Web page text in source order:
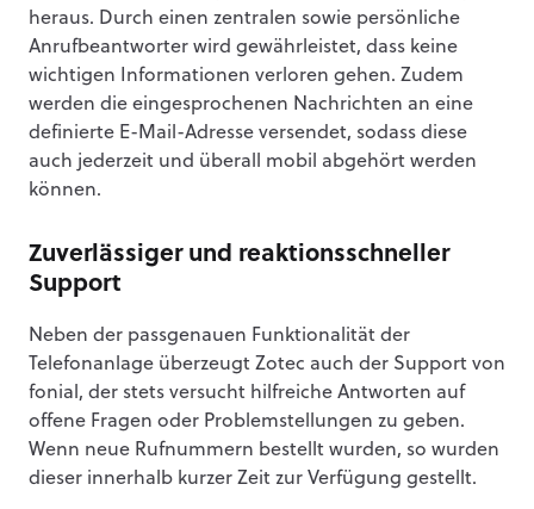
heraus. Durch einen zentralen sowie persönliche
Anrufbeantworter wird gewährleistet, dass keine
wichtigen Informationen verloren gehen. Zudem
werden die eingesprochenen Nachrichten an eine
definierte E-Mail-Adresse versendet, sodass diese
auch jederzeit und überall mobil abgehört werden
können.
Zuverlässiger und reaktionsschneller
Support
Neben der passgenauen Funktionalität der
Telefonanlage überzeugt Zotec auch der Support von
fonial, der stets versucht hilfreiche Antworten auf
offene Fragen oder Problemstellungen zu geben.
Wenn neue Rufnummern bestellt wurden, so wurden
dieser innerhalb kurzer Zeit zur Verfügung gestellt.